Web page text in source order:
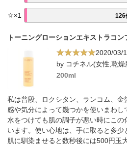
☆×1 126
トーニングローションエキストラコン
2020/03/
by コチネル(女性,乾燥
200ml
私は普段、ロクシタン、ランコム、
感や気分によって幾つかを使いまわ
水をつけても肌の調子が悪い時にこの
います。使い心地は、手に取ると多少
肌に馴染ませると数秒後には500円玉